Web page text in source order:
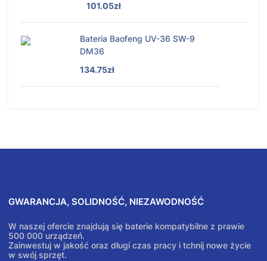
101.05zł
Bateria Baofeng UV-36 SW-9
DM36
134.75zł
GWARANCJA, SOLIDNOŚĆ, NIEZAWODNOŚĆ
W naszej ofercie znajdują się baterie kompatybilne z prawie
500 000 urządzeń.
Zainwestuj w jakość oraz długi czas pracy i tchnij nowe życie
w swój sprzęt.